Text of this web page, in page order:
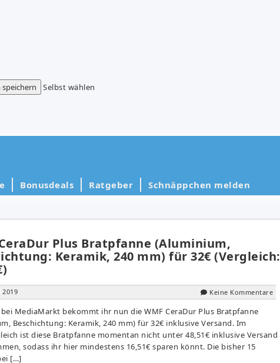
Selbst wählen
Bonusdeals Ratgeber Schnäppchen melden
Plus Bratpfanne (Aluminium,
Keramik, 240 mm) für 32€ (Vergleich:
2019 Keine Kommentare
bei MediaMarkt bekommt ihr nun die WMF CeraDur Plus Bratpfanne
Beschichtung: Keramik, 240 mm) für 32€ inklusive Versand. Im
ist diese Bratpfanne momentan nicht unter 48,51€ inklusive Versand
sodass ihr hier mindestens 16,51€ sparen könnt. Die bisher 15
[…]